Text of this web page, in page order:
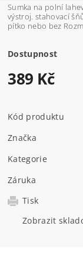
Sumka na polní lahev - MOLLE 2 x Molle
výstroj. stahovací šňůrka se zarážkou ideální na 1 L polní láhev +
Dostupnost
389 Kč
Kód produktu
Značka
Kategorie
Záruka
Tisk
Zobrazit